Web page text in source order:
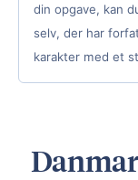
din opgave, kan
selv, der har
karakter med et